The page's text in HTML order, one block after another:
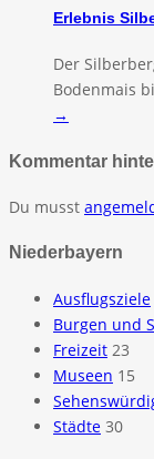
Erlebnis
Der
Bodenmais
→
Kommentar
Du musst
Niederbayern
Ausflugsziele
Burgen und
Freizeit 23
Museen 15
Städte 30